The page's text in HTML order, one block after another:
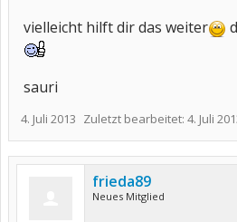
vielleicht hilft dir das weiter
sauri
4. Juli 2013 Zuletzt bearbeitet: 4. Juli
frieda89
Neues Mitglied